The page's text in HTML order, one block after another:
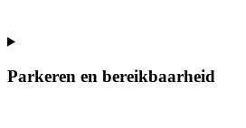
Parkeren en bereikbaarheid